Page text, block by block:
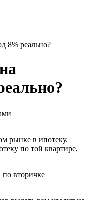
8% реально?
рынке в ипотеку.
по той квартире,
вторичке